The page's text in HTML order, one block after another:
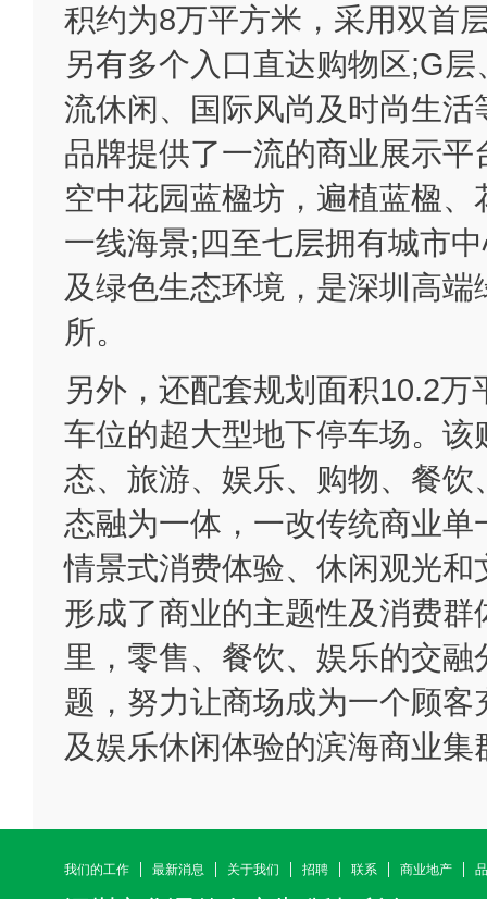
积约为8万平方米，采用双首
另有多个入口直达购物区;G
流休闲、国际风尚及时尚生
品牌提供了一流的商业展示
空中花园蓝楹坊，遍植蓝楹
一线海景;四至七层拥有城市
及绿色生态环境，是深圳高
所。
另外，还配套规划面积10.2
车位的超大型地下停车场。
态、旅游、娱乐、购物、餐
态融为一体，一改传统商业
情景式消费体验、休闲观光
形成了商业的主题性及消费
里，零售、餐饮、娱乐的交
题，努力让商场成为一个顾
及娱乐休闲体验的滨海商业集
我们的工作 最新消息 关于我们 招聘 联系 商业地产